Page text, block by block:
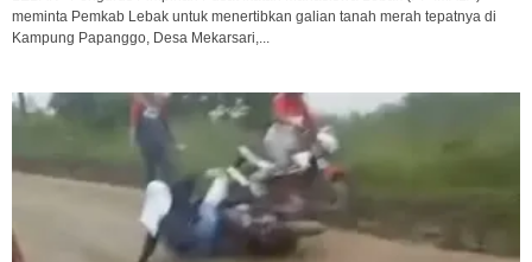
meminta Pemkab Lebak untuk menertibkan galian tanah merah tepatnya di
Kampung Papanggo, Desa Mekarsari,...